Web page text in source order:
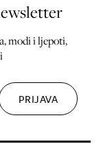
modi i ljepoti,